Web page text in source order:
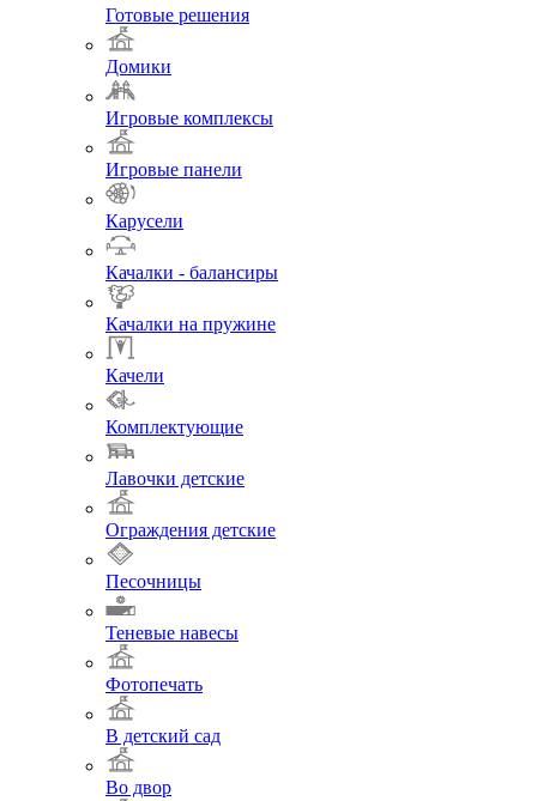
Готовые решения
Домики
Игровые комплексы
Игровые панели
Карусели
Качалки - балансиры
Качалки на пружине
Качели
Комплектующие
Лавочки детские
Ограждения детские
Песочницы
Теневые навесы
Фотопечать
В детский сад
Во двор